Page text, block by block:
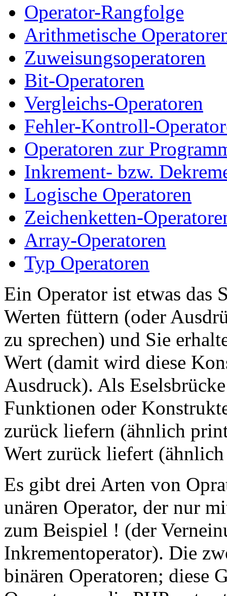
Operator-Rangfolge
Arithmetische
Zuweisungsoperatoren
Bit-Operatoren
Vergleichs-Operatoren
Fehler-Kontroll-
Operatoren zur
Inkrement- bzw.
Logische Operatoren
Zeichenketten-
Array-Operatoren
Typ Operatoren
Ein Operator ist etwas das
Werten füttern (oder
zu sprechen) und Sie
Wert (damit wird diese
Ausdruck). Als
Funktionen oder
zurück liefern (ähnlich
Wert zurück liefert (ähnlich
Es gibt drei Arten von
unären Operator, der nur
zum Beispiel ! (der
Inkrementoperator). Die
binären Operatoren; diese